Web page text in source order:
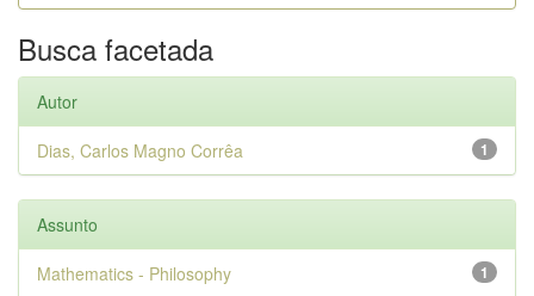
Busca facetada
Autor
1
Dias, Carlos Magno Corrêa
Assunto
1
Mathematics - Philosophy